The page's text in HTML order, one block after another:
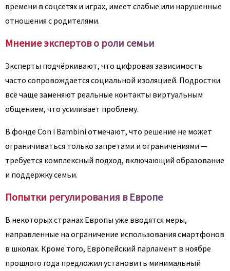
времени в соцсетях и играх, имеет слабые или нарушенные
отношения с родителями.
Мнение экспертов о роли семьи
Эксперты подчёркивают, что цифровая зависимость
часто сопровождается социальной изоляцией. Подростки
всё чаще заменяют реальные контакты виртуальным
общением, что усиливает проблему.
В фонде Con i Bambini отмечают, что решение не может
ограничиваться только запретами и ограничениями —
требуется комплексный подход, включающий образование
и поддержку семьи.
Попытки регулирования в Европе
В некоторых странах Европы уже вводятся меры,
направленные на ограничение использования смартфонов
в школах. Кроме того, Европейский парламент в ноябре
прошлого года предложил установить минимальный